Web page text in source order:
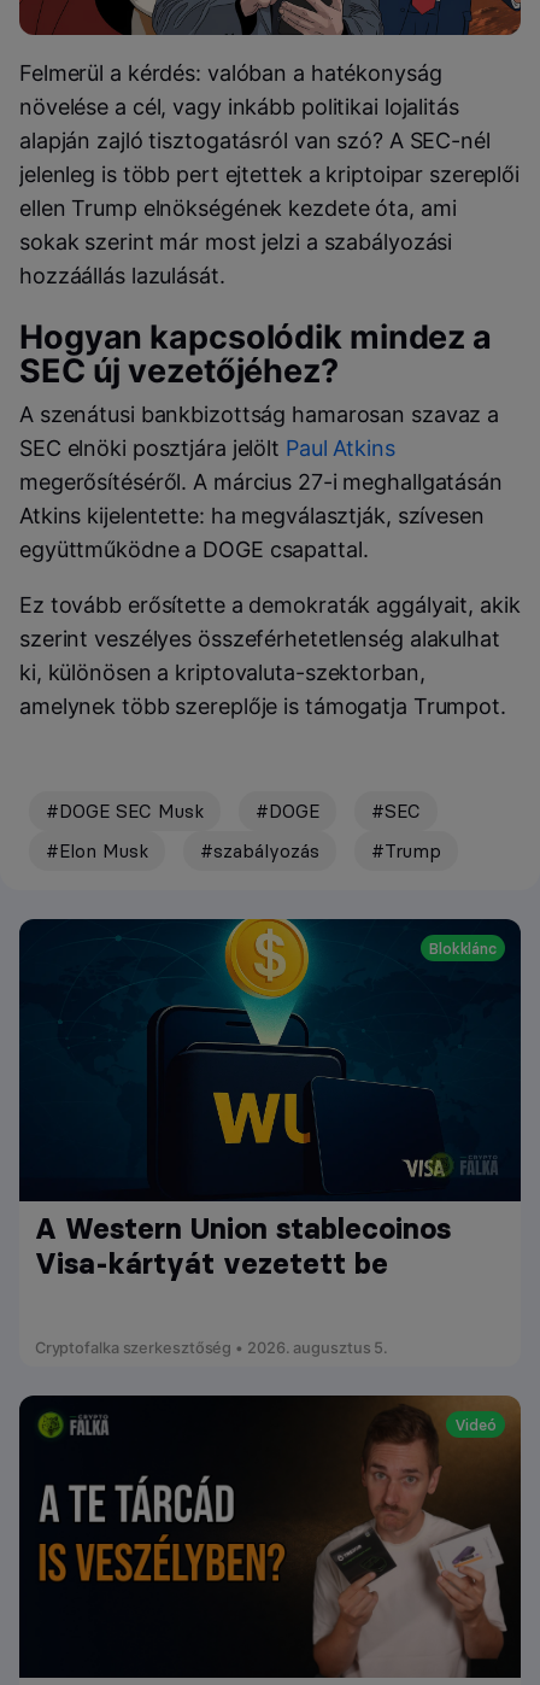
Felmerül a kérdés: valóban a hatékonyság
növelése a cél, vagy inkább politikai lojalitás
alapján zajló tisztogatásról van szó? A SEC-nél
jelenleg is több pert ejtettek a kriptoipar szereplői
ellen Trump elnökségének kezdete óta, ami
sokak szerint már most jelzi a szabályozási
hozzáállás lazulását.
Hogyan kapcsolódik mindez a
SEC új vezetőjéhez?
A szenátusi bankbizottság hamarosan szavaz a
SEC elnöki posztjára jelölt Paul Atkins
megerősítéséről. A március 27-i meghallgatásán
Atkins kijelentette: ha megválasztják, szívesen
együttműködne a DOGE csapattal.
Ez tovább erősítette a demokraták aggályait, akik
szerint veszélyes összeférhetetlenség alakulhat
ki, különösen a kriptovaluta-szektorban,
amelynek több szereplője is támogatja Trumpot.
#DOGE SEC Musk #DOGE
#SEC
#Elon Musk
#szabályozás #Trump
Blokklánc
A Western Union stablecoinos
Visa-kártyát vezetett be
Cryptofalka szerkesztőség • 2026. augusztus 5.
Videó